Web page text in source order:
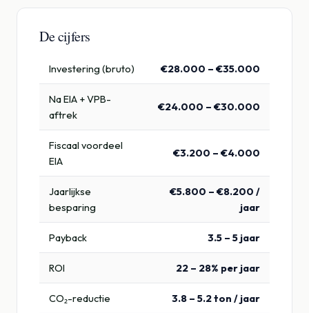
De cijfers
Investering (bruto) €28.000 – €35.000
Na EIA + VPB-
aftrek
€24.000 – €30.000
Fiscaal voordeel
EIA
€3.200 – €4.000
Jaarlijkse
besparing
€5.800 – €8.200 /
jaar
Payback 3.5 – 5 jaar
ROI 22 – 28% per jaar
CO₂-reductie 3.8 – 5.2 ton / jaar